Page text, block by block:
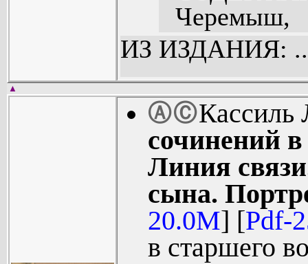
Черемыш,
Великое
Повесть.
(67).
Повесть.
(395).
На краю
ИЗ ИЗДАНИЯ:
▲
ⒶⒸ
сочинений
Линия
сына.
20.0M] [Pdf-
в старшего